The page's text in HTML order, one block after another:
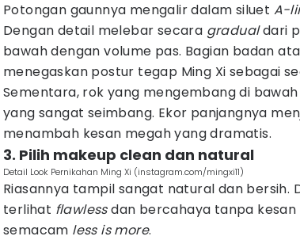
Potongan gaunnya mengalir dalam siluet A-
Dengan detail melebar secara gradualdari
bawah dengan volume pas. Bagian badan
menegaskan postur tegap Ming Xi sebagai
Sementara, rok yang mengembang di
yang sangat seimbang. Ekor panjangnya
menambah kesan megah yang dramatis.
3. Pilih makeup clean dan natural
Detail Look Pernikahan Ming Xi (instagram.com/mingxi11)
Riasannya tampil sangat natural dan bersih.
terlihat flawlessdan bercahaya tanpa kesan
semacam less is more.